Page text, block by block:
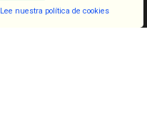
Lee nuestra política de cookies